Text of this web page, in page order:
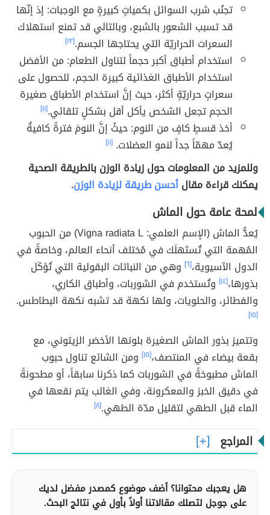
تجنُب شرب السوائل بكمياتٍ كبيرةٍ مع الوجبات: إذ إنّها
قد تسبب الشعور بالشبع، وبالتالي قد تمنع استهلاك
السعرات الحراريّة التي يحتاجها الجسم.[١٣]
استخدام أطباق أكبر حجماً لتناول الطعام: من الأفضل
استخدام الأطباق الغذائية كبيرة الحجم، للحصول على
سعراتٍ حراريّةٍ أكثر، حيث إنَّ استخدام الأطباق صغيرة
الحجم تجعل الشخص يأكل أقل بشكلٍ تلقائي.[١١]
أخذ قسطٍ كافٍ من النوم: حيثُ إنَّ النومَ فترةً كافيةٌ
يُعدّ مهمّاً جداً لنمو العضلات. [١١]
وللمزيد من المعلومات حول زيادة الوزن بالطريقة الصحية
يمكنك قراءة مقالأحسن طريقة لزيادة الوزن.
لمحة عامة حول الماش
يُعدُّ الماش (الإسم العلمي: Vigna radiata L) من الحبوب
المُهمة التي تُستَهلَك في مُختلف أنحاء العالم، وخاصةً في
الدول الآسيوية،[٦]
وهي من النباتات البقولية التي تُؤكَل
بذورها،[١٤]
وتُستخدم في الشوربات، وأطباق الكاري،
والفطائر، والحلويات، ولها نكهة قد تشبه نكهة البطاطس.
[١٥]
وتتميز بذور الماش الصغيرة بلونها الأخضر الزيتوني، مع
بقعة بيضاء في المنتصف،[١٥]
ومن الشائع تناول حبوب
الماش مطبوخةً في الشوربات كما ذكرنا سابقاً، أو مطحونةً
في دقيق الخبز والمعكرونة، وفي الغالب يتم نقعها في
الماء قبل الطهي لتقليل مدّة الطهي.[٨]
المراجع
هل يعجبك محتوانا؟ أضف موضوع كمصدر مفضل لديك
على جوجل لتصلك مقالاتنا أولاً بأول في نتائج البحث.